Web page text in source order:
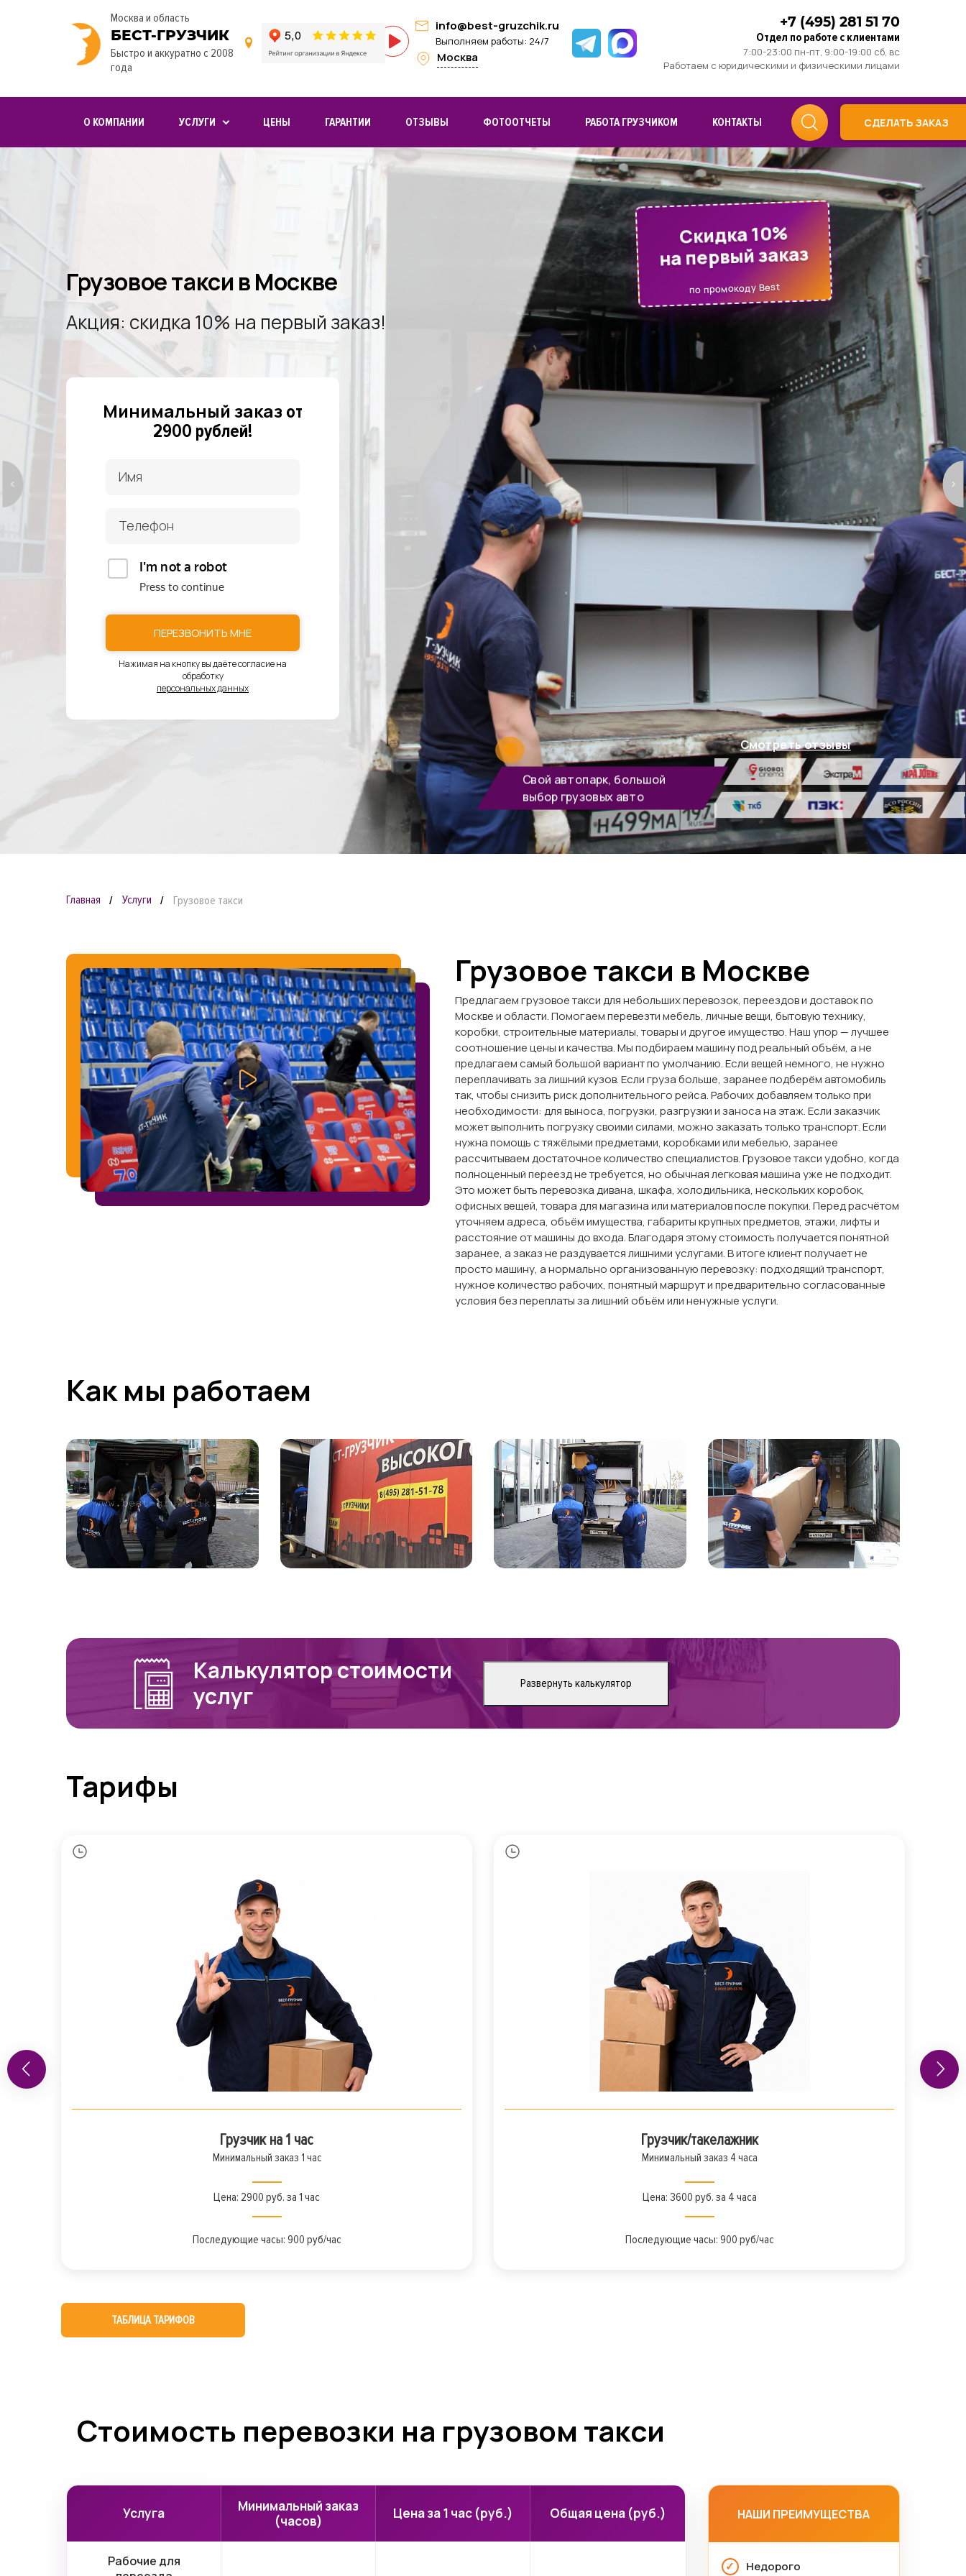
Москва и область
БЕСТ-ГРУЗЧИК
Быстро и аккуратно с 2008
года
info@best-gruzchik.ru
Выполняем работы: 24/7
Москва
+7 (495) 281 51 70
Отдел по работе с клиентами
7:00-23:00 пн-пт, 9:00-19:00 сб, вс
Работаем с юридическими и физическими лицами
О КОМПАНИИ УСЛУГИ ЦЕНЫ ГАРАНТИИ ОТЗЫВЫ ФОТООТЧЕТЫ РАБОТА ГРУЗЧИКОМ КОНТАКТЫ СДЕЛАТЬ ЗАКАЗ
Грузовое такси в Москве
Акция: скидка 10% на первый заказ!
Минимальный заказ от
2900 рублей!
ПЕРЕЗВОНИТЬ МНЕ
Нажимая на кнопку вы даёте согласие на
обработку
персональных данных
Свой автопарк, большой
выбор грузовых авто
Смотреть отзывы
Главная Услуги Грузовое такси
Грузовое такси в Москве
Предлагаем грузовое такси для небольших перевозок, переездов и доставок по
Москве и области. Помогаем перевезти мебель, личные вещи, бытовую технику,
коробки, строительные материалы, товары и другое имущество. Наш упор — лучшее
соотношение цены и качества. Мы подбираем машину под реальный объём, а не
предлагаем самый большой вариант по умолчанию. Если вещей немного, не нужно
переплачивать за лишний кузов. Если груза больше, заранее подберём автомобиль
так, чтобы снизить риск дополнительного рейса. Рабочих добавляем только при
необходимости: для выноса, погрузки, разгрузки и заноса на этаж. Если заказчик
может выполнить погрузку своими силами, можно заказать только транспорт. Если
нужна помощь с тяжёлыми предметами, коробками или мебелью, заранее
рассчитываем достаточное количество специалистов. Грузовое такси удобно, когда
полноценный переезд не требуется, но обычная легковая машина уже не подходит.
Это может быть перевозка дивана, шкафа, холодильника, нескольких коробок,
офисных вещей, товара для магазина или материалов после покупки. Перед расчётом
уточняем адреса, объём имущества, габариты крупных предметов, этажи, лифты и
расстояние от машины до входа. Благодаря этому стоимость получается понятной
заранее, а заказ не раздувается лишними услугами. В итоге клиент получает не
просто машину, а нормально организованную перевозку: подходящий транспорт,
нужное количество рабочих, понятный маршрут и предварительно согласованные
условия без переплаты за лишний объём или ненужные услуги.
Как мы работаем
Калькулятор стоимости
услуг
Развернуть калькулятор
Тарифы
Грузчик на 1 час
Минимальный заказ 1 час
Цена: 2900 руб. за 1 час
Последующие часы: 900 руб/час
Грузчик/такелажник
Минимальный заказ 4 часа
Цена: 3600 руб. за 4 часа
Последующие часы: 900 руб/час
ТАБЛИЦА ТАРИФОВ
Стоимость перевозки на грузовом такси
Услуга
Минимальный заказ
(часов)
Цена за 1 час (руб.) Общая цена (руб.)
Рабочие для
НАШИ ПРЕИМУЩЕСТВА
Недорого